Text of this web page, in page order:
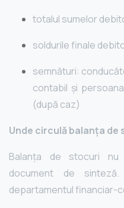
totalul sumelor
soldurile finale
semnături:
contabil și
(după caz)
Unde circulă balanța de
Balanța de stocuri
document de
departamentul financiar-